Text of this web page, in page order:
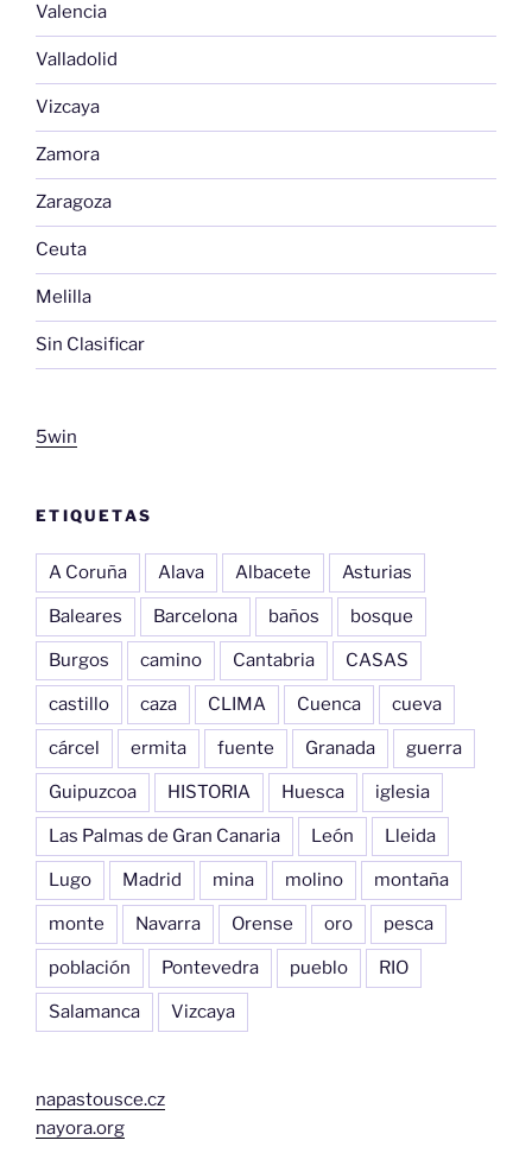
Valencia
Valladolid
Vizcaya
Zamora
Zaragoza
Ceuta
Melilla
Sin Clasificar
5win
ETIQUETAS
A Coruña Alava Albacete Asturias
Baleares Barcelona baños bosque
Burgos camino Cantabria CASAS
castillo caza CLIMA Cuenca cueva
cárcel ermita fuente Granada guerra
Guipuzcoa HISTORIA Huesca iglesia
Las Palmas de Gran Canaria León Lleida
Lugo Madrid mina molino montaña
monte Navarra Orense oro pesca
población Pontevedra pueblo RIO
Salamanca Vizcaya
napastousce.cz
nayora.org